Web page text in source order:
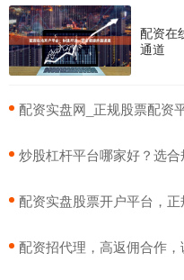
配资在
通道
配资实盘网_正规股票配资
炒股杠杆平台哪家好？选合
配资实盘股票开户平台，
配资招代理，高返佣合作，